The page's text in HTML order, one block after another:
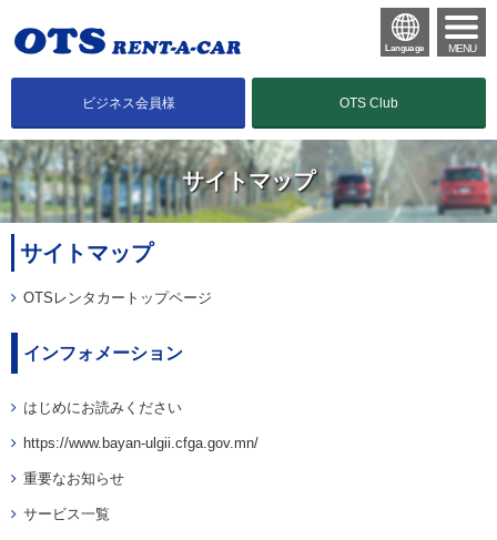
OTS Club
ビジネス会員様
Language MENU
サイトマップ
サイトマップ
OTSレンタカートップページ
インフォメーション
はじめにお読みください
https://www.bayan-ulgii.cfga.gov.mn/
重要なお知らせ
サービス一覧